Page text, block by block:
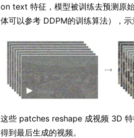
on text 特征，模型被训练去预测原
体可以参考 DDPM的训练算法），示
这些 patches reshape 成视频 3D
得到最后生成的视频。